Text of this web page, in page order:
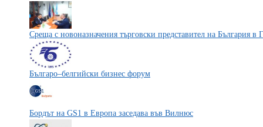
Среща с новоназначения търговски представител на България в
Българо–белгийски бизнес форум
Бордът на GS1 в Европа заседава във Вилнюс